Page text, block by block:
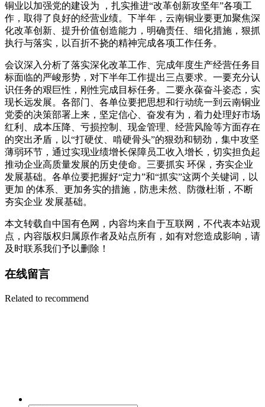
铜业以加强党的建设为 ，扎实推进“改革创新攻坚年”各项工
作，取得了良好的经营业绩。下半年，云南铜业要更加聚焦深
化改革创新、提升价值创造能力，明确责任、细化措施，狠抓
执行与落实，以百折不挠的精神完成各项工作任务。
会议深入分析了落实深化改革工作、完成年度生产经营任务目
标面临的严峻形势，对下半年工作提出三点要求。一要充分认
识任务的艰巨性，刚性完成目标任务。二要永葆奋斗姿态，实
现长远发展。各部门、各单位要把思想和行动统一到云南铜业
党委的决策部署上来，坚定信心、奋发有为，着力处理好市场
红利、成本压降、亏损控制、现金管理、经营风险等方面存在
的突出矛盾，以“打硬仗、啃硬骨头”的狠劲和韧劲，集中攻坚
薄弱环节，通过实现业绩增长保障员工收入增长，切实担负起
推动企业高质量发展的历史使命。三要抓实 环保，夯实企业
发展基础。各单位要把握好“定力”和“抓实”这两个关键词，以
更加 的体系、更加务实的措施，防患未然、防微杜渐，不断
夯实企业 发展基础。
本文转载自中国有色网，内容均来自于互联网，不代表本站观
点，内容版权归属原作者及站点所有，如有对您造成影响，请
及时联系我们予以删除！
在线留言
Related to recommend